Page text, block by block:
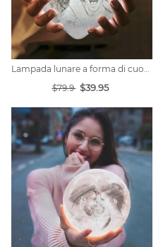
Lampada lunare a forma di cuore personalizzata
$79.9 $39.95